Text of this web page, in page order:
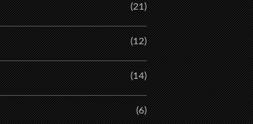
(21)
(12)
(14)
(6)